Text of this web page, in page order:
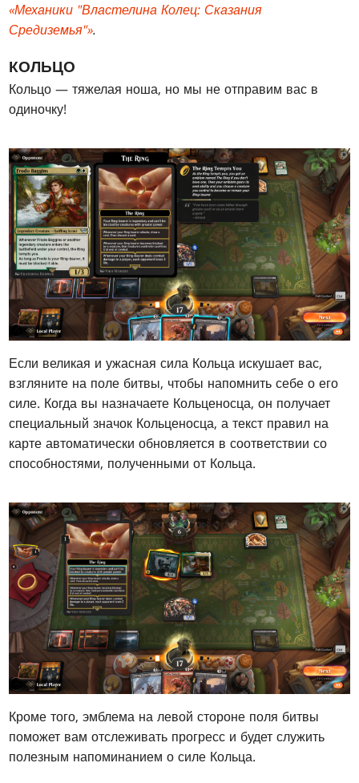
«Механики "Властелина Колец: Сказания
Средиземья"».
КОЛЬЦО
Кольцо — тяжелая ноша, но мы не отправим вас в
одиночку!
Если великая и ужасная сила Кольца искушает вас,
взгляните на поле битвы, чтобы напомнить себе о его
силе. Когда вы назначаете Кольценосца, он получает
специальный значок Кольценосца, а текст правил на
карте автоматически обновляется в соответствии со
способностями, полученными от Кольца.
Кроме того, эмблема на левой стороне поля битвы
поможет вам отслеживать прогресс и будет служить
полезным напоминанием о силе Кольца.